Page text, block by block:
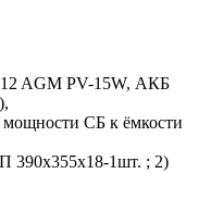
12 AGM PV-15W, АКБ
СБ к ёмкости
390x355x18-1шт. ; 2)